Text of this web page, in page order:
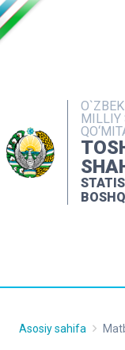
MILLIY
Asosiy sahifa